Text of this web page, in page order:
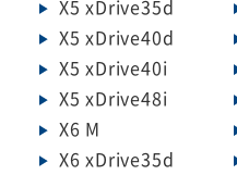
X5 xDrive35d
X5 xDrive40d
X5 xDrive40i
X5 xDrive48i
X6 M
X6 xDrive35d